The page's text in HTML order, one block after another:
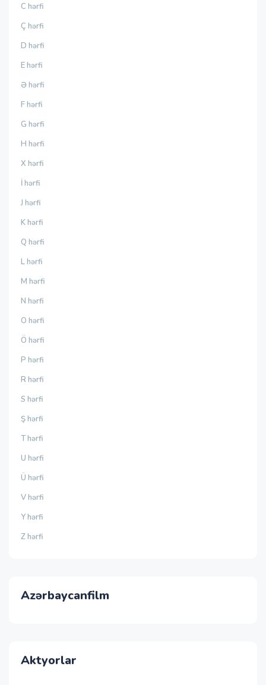
C hərfi
Ç hərfi
D hərfi
E hərfi
Ə hərfi
F hərfi
G hərfi
H hərfi
X hərfi
İ hərfi
J hərfi
K hərfi
Q hərfi
L hərfi
M hərfi
N hərfi
O hərfi
Ö hərfi
P hərfi
R hərfi
S hərfi
Ş hərfi
T hərfi
U hərfi
Ü hərfi
V hərfi
Y hərfi
Z hərfi
Azərbaycanfilm
Aktyorlar